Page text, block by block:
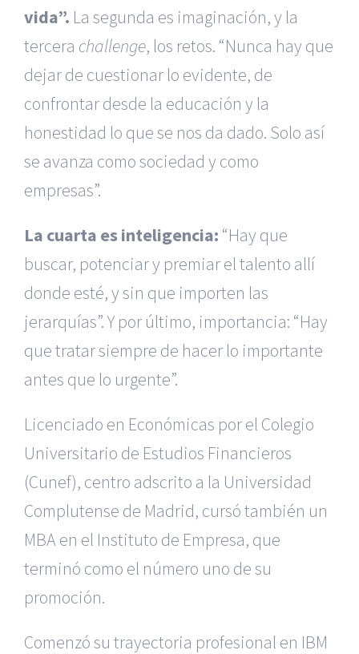
vida”. La segunda es imaginación, y la
tercera challenge, los retos. “Nunca hay que
dejar de cuestionar lo evidente, de
confrontar desde la educación y la
honestidad lo que se nos da dado. Solo así
se avanza como sociedad y como
empresas”.
La cuarta es inteligencia: “Hay que
buscar, potenciar y premiar el talento allí
donde esté, y sin que importen las
jerarquías”. Y por último, importancia: “Hay
que tratar siempre de hacer lo importante
antes que lo urgente”.
Licenciado en Económicas por el Colegio
Universitario de Estudios Financieros
(Cunef), centro adscrito a la Universidad
Complutense de Madrid, cursó también un
MBA en el Instituto de Empresa, que
terminó como el número uno de su
promoción.
Comenzó su trayectoria profesional en IBM